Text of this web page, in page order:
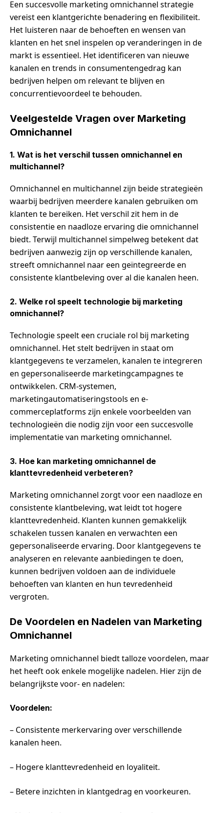
Een succesvolle marketing omnichannel strategie
vereist een klantgerichte benadering en flexibiliteit.
Het luisteren naar de behoeften en wensen van
klanten en het snel inspelen op veranderingen in de
markt is essentieel. Het identificeren van nieuwe
kanalen en trends in consumentengedrag kan
bedrijven helpen om relevant te blijven en
concurrentievoordeel te behouden.
Veelgestelde Vragen over Marketing
Omnichannel
1. Wat is het verschil tussen omnichannel en
multichannel?
Omnichannel en multichannel zijn beide strategieën
waarbij bedrijven meerdere kanalen gebruiken om
klanten te bereiken. Het verschil zit hem in de
consistentie en naadloze ervaring die omnichannel
biedt. Terwijl multichannel simpelweg betekent dat
bedrijven aanwezig zijn op verschillende kanalen,
streeft omnichannel naar een geïntegreerde en
consistente klantbeleving over al die kanalen heen.
2. Welke rol speelt technologie bij marketing
omnichannel?
Technologie speelt een cruciale rol bij marketing
omnichannel. Het stelt bedrijven in staat om
klantgegevens te verzamelen, kanalen te integreren
en gepersonaliseerde marketingcampagnes te
ontwikkelen. CRM-systemen,
marketingautomatiseringstools en e-
commerceplatforms zijn enkele voorbeelden van
technologieën die nodig zijn voor een succesvolle
implementatie van marketing omnichannel.
3. Hoe kan marketing omnichannel de
klanttevredenheid verbeteren?
Marketing omnichannel zorgt voor een naadloze en
consistente klantbeleving, wat leidt tot hogere
klanttevredenheid. Klanten kunnen gemakkelijk
schakelen tussen kanalen en verwachten een
gepersonaliseerde ervaring. Door klantgegevens te
analyseren en relevante aanbiedingen te doen,
kunnen bedrijven voldoen aan de individuele
behoeften van klanten en hun tevredenheid
vergroten.
De Voordelen en Nadelen van Marketing
Omnichannel
Marketing omnichannel biedt talloze voordelen, maar
het heeft ook enkele mogelijke nadelen. Hier zijn de
belangrijkste voor- en nadelen:
Voordelen:
– Consistente merkervaring over verschillende
kanalen heen.
– Hogere klanttevredenheid en loyaliteit.
– Betere inzichten in klantgedrag en voorkeuren.